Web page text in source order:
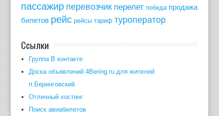
пассажир перевозчик перелет победа продажа
билетов рейс рейсы тариф туроператор
Ссылки
Группа В контакте
Доска объявлений 4Bering.ru для жителей
п.Беринговский
Отличный хостинг
Поиск авиабилетов